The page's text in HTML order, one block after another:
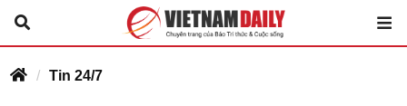
Tin 24/7